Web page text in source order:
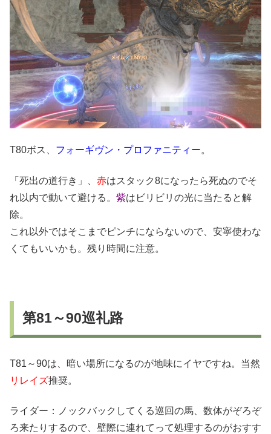
T80ボス、 フォーギヴン・プロファニティー。
「死出の道行き」、 赤はスタック8になったら死ぬのでそ
れ以内で動いて避ける。 紫はビリビリの光に当たると解
除。
これ以外ではそこまでピンチにならないので、安寧使わな
くてもいいかも。残り時間に注意。
第81～90巡礼路
T81～90は、暗い場所になるのが地味にイヤですね。当然
リレイズ推奨。
ライダー：ノックバックしてくる巡回の馬、数体がぞろぞ
ろ来たりするので、壁際に連れてって処理するのがおすす